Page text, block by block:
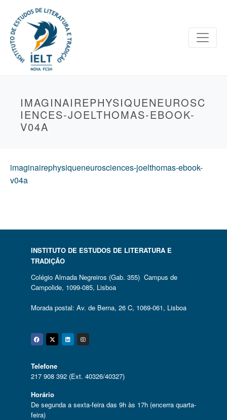
IMAGINAIREPHYSIQUENEUROSC
IENCES-JOELTHOMAS-EBOOK-
V04A
imaginairephysiqueneurosciences-joelthomas-ebook-
v04a
INSTITUTO DE ESTUDOS DE LITERATURA E
TRADIÇÃO
Colégio Almada Negreiros (Gab. 355) Campus de
Campolide, 1099-085, Lisboa
Morada postal: Av. de Berna, 26 C, 1069-061, Lisboa
Facebook
Twitter
Linkedin
Instagram
Telefone
217 908 392 (Ext. 40326/40327)
Horário
De segunda a sexta-feira das 9h às 17h (encerra quarta-
feira)